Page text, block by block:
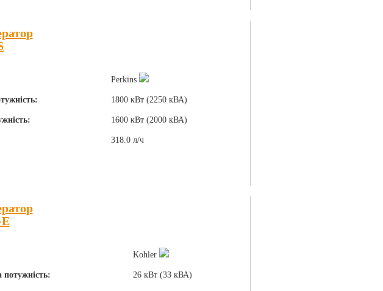
Perkins
1800 кВт (2250 кВА)
1600 кВт (2000 кВА)
318.0 л/ч
Kohler
26 кВт (33 кВА)